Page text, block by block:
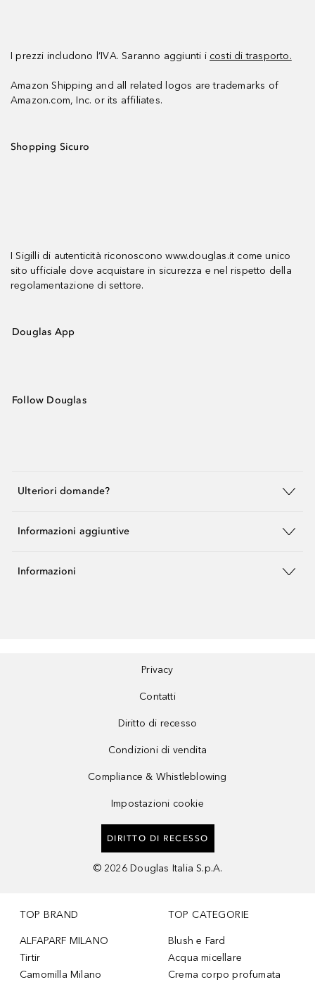
I prezzi includono l’IVA. Saranno aggiunti i costi di trasporto.
Amazon Shipping and all related logos are trademarks of
Amazon.com, Inc. or its affiliates.
Shopping Sicuro
I Sigilli di autenticità riconoscono www.douglas.it come unico
sito ufficiale dove acquistare in sicurezza e nel rispetto della
regolamentazione di settore.
Douglas App
Follow Douglas
Ulteriori domande?
Informazioni aggiuntive
Informazioni
Privacy
Contatti
Diritto di recesso
Condizioni di vendita
Compliance & Whistleblowing
Impostazioni cookie
DIRITTO DI RECESSO
© 2026 Douglas Italia S.p.A.
TOP BRAND
ALFAPARF MILANO
Tirtir
Camomilla Milano
TOP CATEGORIE
Blush e Fard
Acqua micellare
Crema corpo profumata